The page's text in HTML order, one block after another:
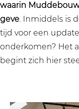
waarin
geve. Inmiddels is
tijd voor een
onderkomen? Het
begint zich hier